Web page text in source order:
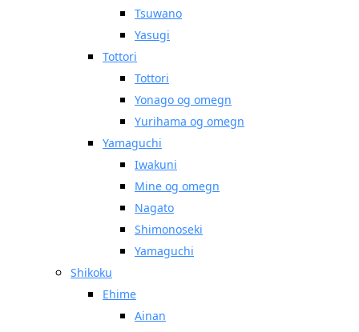
Tsuwano
Yasugi
Tottori
Tottori
Yonago og omegn
Yurihama og omegn
Yamaguchi
Iwakuni
Mine og omegn
Nagato
Shimonoseki
Yamaguchi
Shikoku
Ehime
Ainan